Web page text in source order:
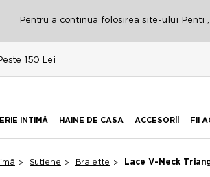
Pentru a continua folosirea site-ului Penti
150 Lei
INTIMĂ HAINE DE CASA ACCESORİİ FII
Sutiene Bralette Lace V-Neck